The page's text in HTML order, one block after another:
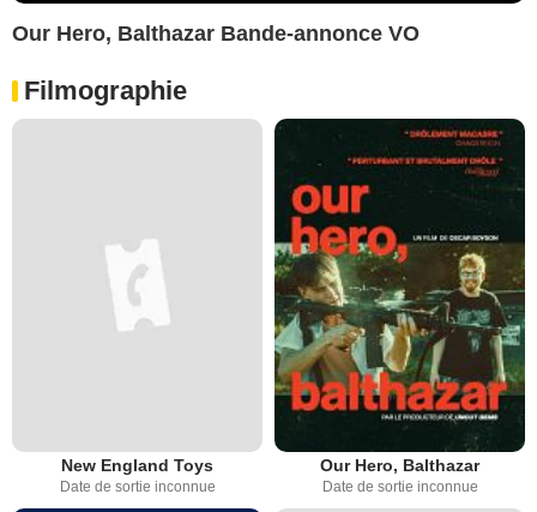
Our Hero, Balthazar Bande-annonce VO
Filmographie
New England Toys
Date de sortie inconnue
Our Hero, Balthazar
Date de sortie inconnue